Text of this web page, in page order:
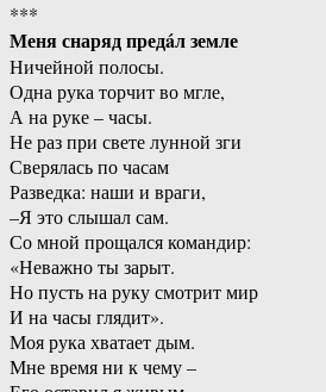
***
Меня снаряд предáл земле
Ничейной полосы.
Одна рука торчит во мгле,
А на руке – часы.
Не раз при свете лунной зги
Сверялась по часам
Разведка: наши и враги,
–Я это слышал сам.
Со мной прощался командир:
«Неважно ты зарыт.
Но пусть на руку смотрит мир
И на часы глядит».
Моя рука хватает дым.
Мне время ни к чему –